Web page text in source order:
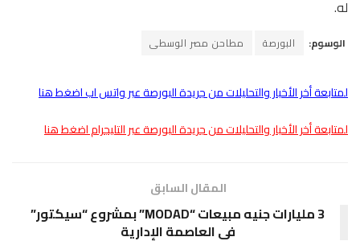
له.
الوسوم: البورصة مطاحن مصر الوسطى
لمتابعة أخر الأخبار والتحليلات من جريدة البورصة عبر واتس اب اضغط هنا
لمتابعة أخر الأخبار والتحليلات من جريدة البورصة عبر التليجرام اضغط هنا
المقال السابق
3 مليارات جنيه مبيعات “MODAD” بمشروع “سيكتور”
فى العاصمة الإدارية